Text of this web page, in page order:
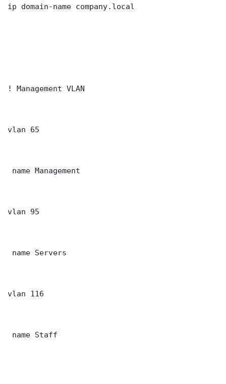
ip domain-name company.local
! Management VLAN
vlan 65
name Management
vlan 95
name Servers
vlan 116
name Staff